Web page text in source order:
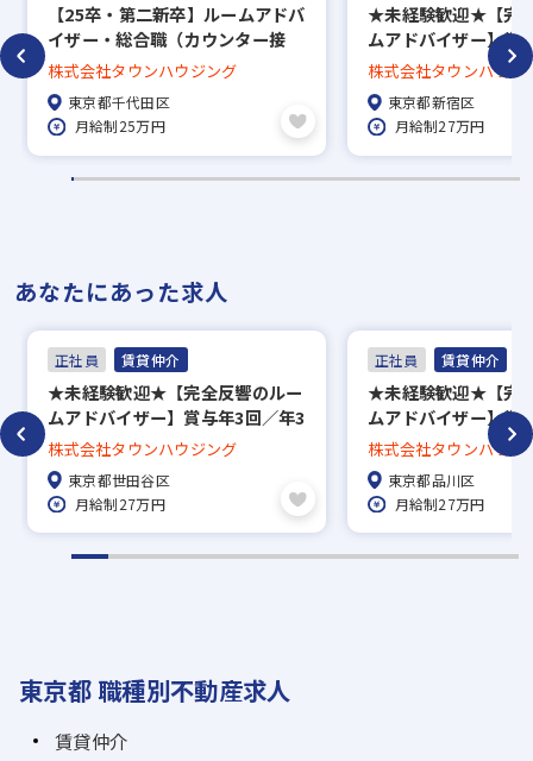
【25卒・第二新卒】ルームアドバ
イザー・総合職（カウンター接
客）賞与年3回／直営140店舗の
老舗安定企業
株式会社タウンハウジング
東京都千代田区
月給制25万円
★未経験歓迎★【完
ムアドバイザー】賞
回長期休暇あり／約
中から好きな物件に
度、家賃補助50％／
で地域密着！
株式会社タウンハウジ
東京都新宿区
月給制27万円
あなたにあった求人
正社員 賃貸仲介
★未経験歓迎★【完全反響のルー
ムアドバイザー】賞与年3回／年3
回長期休暇あり／約5万7000件の
中から好きな物件に住める社宅制
度、家賃補助50％／直営139店舗
で地域密着！
株式会社タウンハウジング
東京都世田谷区
月給制27万円
正社員 賃貸仲介
★未経験歓迎★【完
ムアドバイザー】賞
回長期休暇あり／約
中から好きな物件に
度、家賃補助50％／
で地域密着！
株式会社タウンハウジ
東京都品川区
月給制27万円
東京都 職種別不動産求人
賃貸仲介